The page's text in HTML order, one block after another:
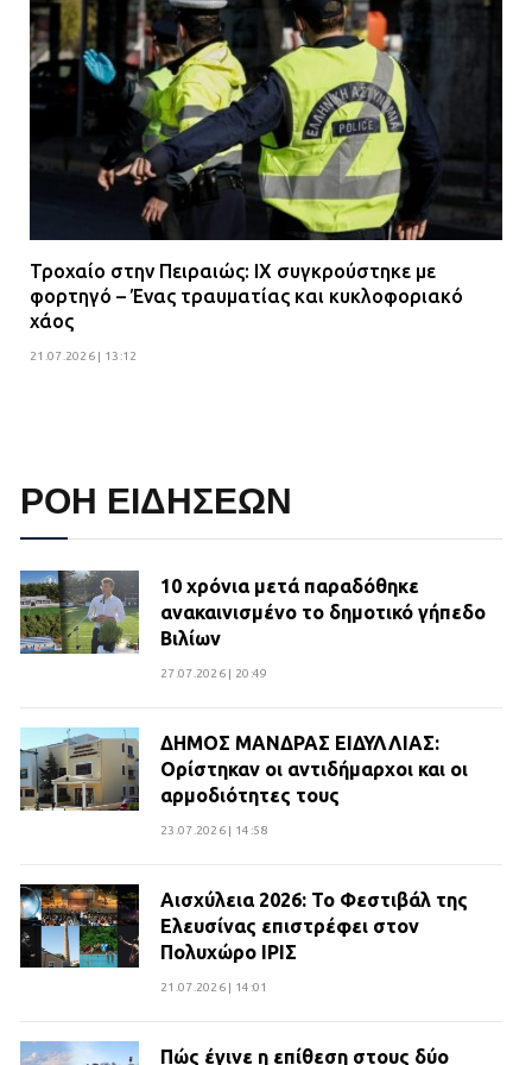
Τροχαίο στην Πειραιώς: ΙΧ συγκρούστηκε με
φορτηγό – Ένας τραυματίας και κυκλοφοριακό
χάος
21.07.2026 | 13:12
ΡΟΗ ΕΙΔΗΣΕΩΝ
10 χρόνια μετά παραδόθηκε
ανακαινισμένο το δημοτικό γήπεδο
Βιλίων
27.07.2026 | 20:49
ΔΗΜΟΣ ΜΑΝΔΡΑΣ ΕΙΔΥΛΛΙΑΣ:
Ορίστηκαν οι αντιδήμαρχοι και οι
αρμοδιότητες τους
23.07.2026 | 14:58
Αισχύλεια 2026: Το Φεστιβάλ της
Ελευσίνας επιστρέφει στον
Πολυχώρο ΙΡΙΣ
21.07.2026 | 14:01
Πώς έγινε η επίθεση στους δύο